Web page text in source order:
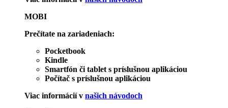
MOBI
Prečítate na zariadeniach:
Pocketbook
Kindle
Smartfón či tablet s príslušnou aplikáciou
Počítač s príslušnou aplikáciou
Viac informácií v našich návodoch